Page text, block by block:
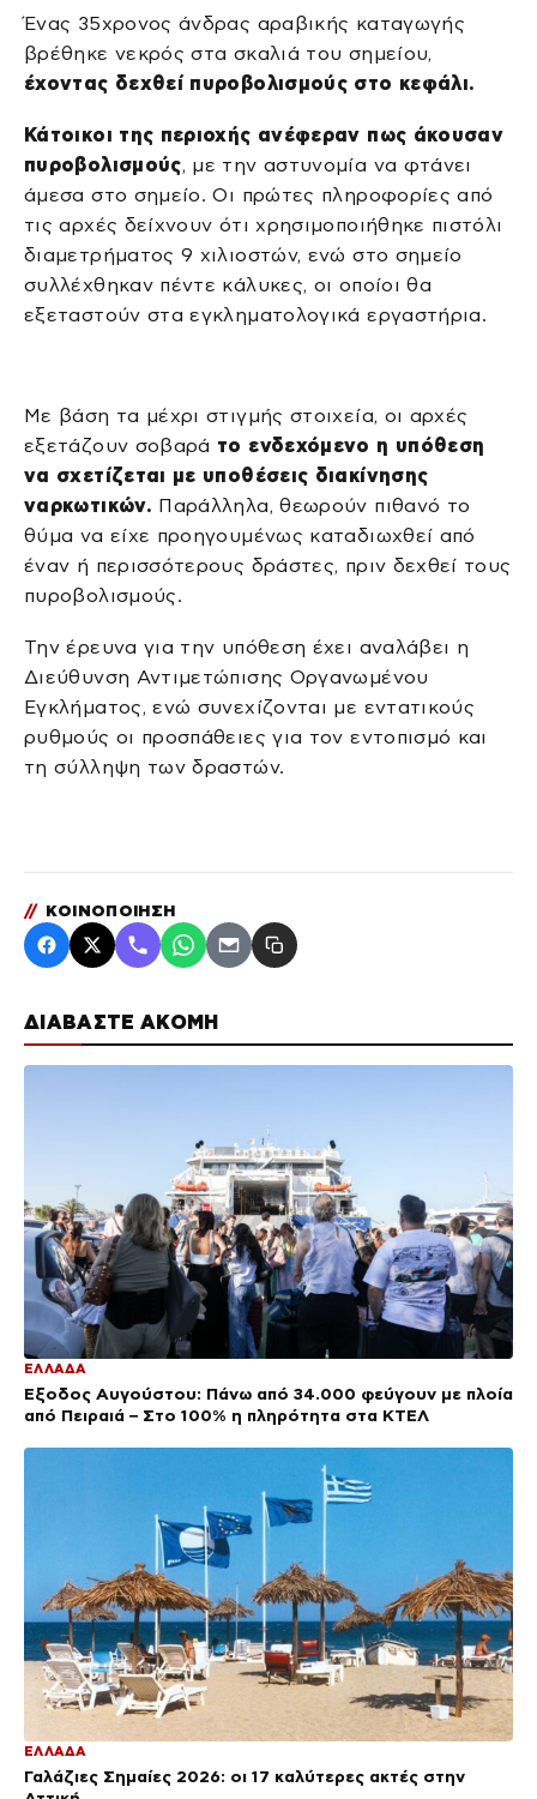
ΔΙΑΒΑΣΤΕ ΑΚΟΜΗ
ΕΛΛΑΔΑ
Έξοδος Αυγούστου: Πάνω από 34.000 φεύγουν με πλοία
από Πειραιά – Στο 100% η πληρότητα στα ΚΤΕΛ
ΕΛΛΑΔΑ
Γαλάζιες Σημαίες 2026: οι 17 καλύτερες ακτές στην
Ένας 35χρονος άνδρας αραβικής καταγωγής
βρέθηκε νεκρός στα σκαλιά του σημείου,
έχοντας δεχθεί πυροβολισμούς στο κεφάλι.
Κάτοικοι της περιοχής ανέφεραν πως άκουσαν
πυροβολισμούς, με την αστυνομία να φτάνει
άμεσα στο σημείο. Οι πρώτες πληροφορίες από
τις αρχές δείχνουν ότι χρησιμοποιήθηκε πιστόλι
διαμετρήματος 9 χιλιοστών, ενώ στο σημείο
συλλέχθηκαν πέντε κάλυκες, οι οποίοι θα
εξεταστούν στα εγκληματολογικά εργαστήρια.
Με βάση τα μέχρι στιγμής στοιχεία, οι αρχές
εξετάζουν σοβαρά το ενδεχόμενο η υπόθεση
να σχετίζεται με υποθέσεις διακίνησης
ναρκωτικών. Παράλληλα, θεωρούν πιθανό το
θύμα να είχε προηγουμένως καταδιωχθεί από
έναν ή περισσότερους δράστες, πριν δεχθεί τους
πυροβολισμούς.
Την έρευνα για την υπόθεση έχει αναλάβει η
Διεύθυνση Αντιμετώπισης Οργανωμένου
Εγκλήματος, ενώ συνεχίζονται με εντατικούς
ρυθμούς οι προσπάθειες για τον εντοπισμό και
τη σύλληψη των δραστών.
// ΚΟΙΝΟΠΟΙΗΣΗ